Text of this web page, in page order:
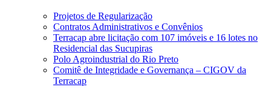
Projetos de Regularização
Contratos Administrativos e Convênios
Terracap abre licitação com 107 imóveis e 16 lotes no
Residencial das Sucupiras
Polo Agroindustrial do Rio Preto
Comitê de Integridade e Governança – CIGOV da
Terracap